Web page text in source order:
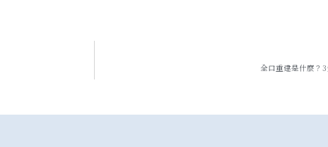
全口重建是什麼？